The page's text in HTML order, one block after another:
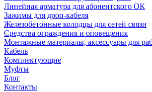
Линейная арматура для абонентского ОК
Зажимы для дроп-кабеля
Железобетонные колодцы для сетей связи
Средства ограждения и оповещения
Монтажные материалы, аксессуары для
Кабель
Комплектующие
Муфты
Блог
Контакты